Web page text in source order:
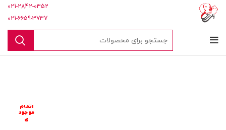
021-2842-0352
021-6659-3737
اتمام
موجود
ی